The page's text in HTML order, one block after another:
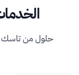
حلول من تاسك